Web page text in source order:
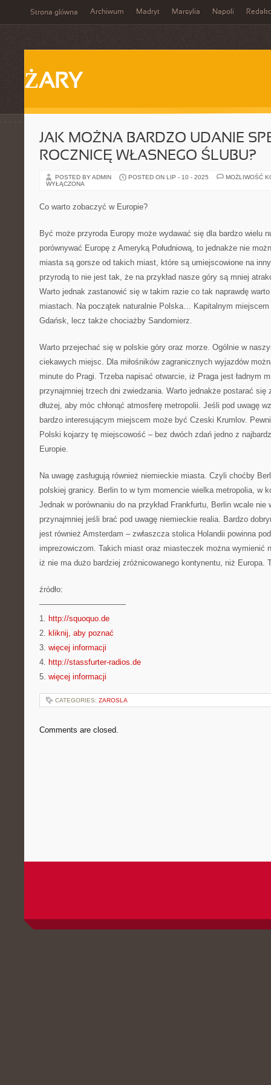
Strona główna Archiwum Madryt Marsylia Napoli
ŻARY
JAK MOŻNA BARDZO UDANIE
ROCZNICĘ WŁASNEGO ŚLUBU?
POSTED BY ADMIN POSTED ON LIP - 10 - 2025
MOŻLIWOŚĆ
WYŁĄCZONA
Co warto zobaczyć w Europie?
Być może przyroda Europy może wydawać się dla bardzo wielu
porównywać Europę z Ameryką Południową, to jednakże nie
miasta są gorsze od takich miast, które są umiejscowione na
przyrodą to nie jest tak, że na przykład nasze góry są mniej
Warto jednak zastanowić się w takim razie co tak naprawdę
miastach. Na początek naturalnie Polska… Kapitalnym
Gdańsk, lecz także chociażby Sandomierz.
Warto przejechać się w polskie góry oraz morze. Ogólnie w
ciekawych miejsc. Dla miłośników zagranicznych wyjazdów
minute do Pragi. Trzeba napisać otwarcie, iż Praga jest ładnym
przynajmniej trzech dni zwiedzania. Warto jednakże postarać
dłużej, aby móc chłonąć atmosferę metropolii. Jeśli pod uwagę
bardzo interesującym miejscem może być Czeski Krumlov.
Polski kojarzy tę miejscowość – bez dwóch zdań jedno z
Europie.
Na uwagę zasługują również niemieckie miasta. Czyli choćby
polskiej granicy. Berlin to w tym momencie wielka metropolia, w
Jednak w porównaniu do na przykład Frankfurtu, Berlin wcale nie
przynajmniej jeśli brać pod uwagę niemieckie realia. Bardzo
jest również Amsterdam – zwłaszcza stolica Holandii powinna
imprezowiczom. Takich miast oraz miasteczek można wymienić
iż nie ma dużo bardziej zróżnicowanego kontynentu, niż Europa.
źródło:
———————————
1. http://squoquo.de
2. kliknij, aby poznać
3. więcej informacji
4. http://stassfurter-radios.de
5. więcej informacji
CATEGORIES: ZAROSLA
Comments are closed.